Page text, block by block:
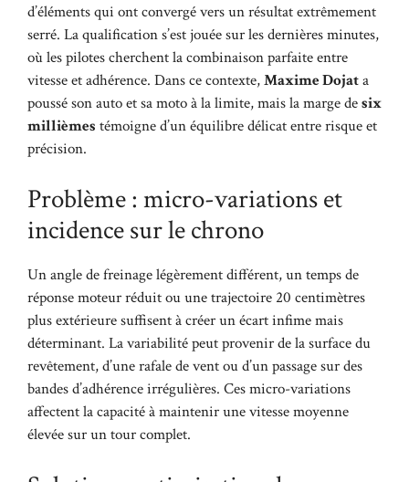
d’éléments qui ont convergé vers un résultat extrêmement
serré. La qualification s’est jouée sur les dernières minutes,
où les pilotes cherchent la combinaison parfaite entre
vitesse et adhérence. Dans ce contexte,Maxime Dojata
poussé son auto et sa moto à la limite, mais la marge desix
millièmes témoigne d’un équilibre délicat entre risque et
précision.
Problème : micro-variations et
incidence sur le chrono
Un angle de freinage légèrement différent, un temps de
réponse moteur réduit ou une trajectoire 20 centimètres
plus extérieure suffisent à créer un écart infime mais
déterminant. La variabilité peut provenir de la surface du
revêtement, d’une rafale de vent ou d’un passage sur des
bandes d’adhérence irrégulières. Ces micro-variations
affectent la capacité à maintenir une vitesse moyenne
élevée sur un tour complet.